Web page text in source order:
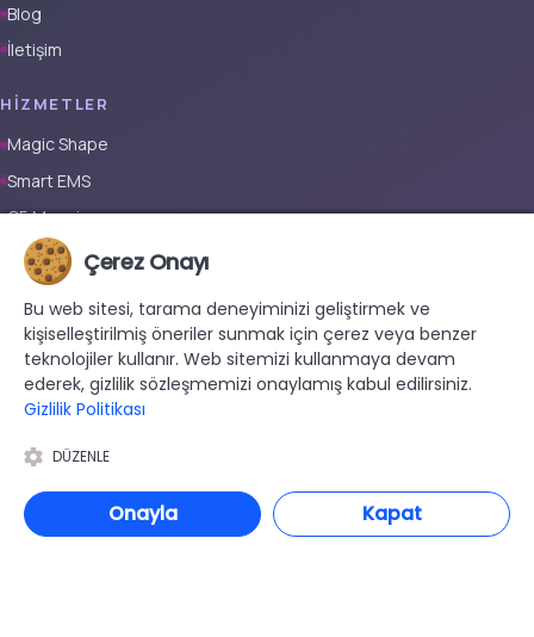
Blog
İletişim
HIZMETLER
Magic Shape
Smart EMS
G5 Masajı
Tüm Vücut Epilasyon (Erkek)
Tüm Vücut Epilasyon (Kadın)
Protez Tırnak
İLETIŞIM
+90 533 038 48 24
hello@renewandrevive.co
34381 Şişli/İstanbul
Çerez Onayı
Bu web sitesi, tarama deneyiminizi geliştirmek ve
kişiselleştirilmiş öneriler sunmak için çerez veya benzer
teknolojiler kullanır. Web sitemizi kullanmaya devam
ederek, gizlilik sözleşmemizi onaylamış kabul edilirsiniz.
Gizlilik Politikası
DÜZENLE
Onayla Kapat